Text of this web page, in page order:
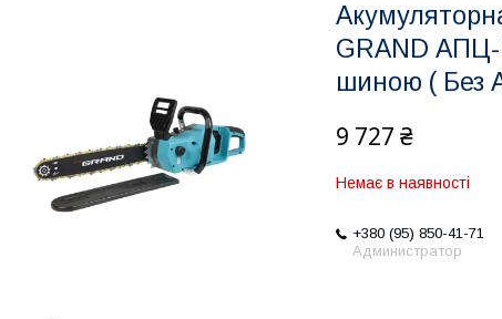
GRAND АПЦ-
шиною ( Без
9 727 ₴
Немає в наявності
+380 (95) 850-41-71
Администратор